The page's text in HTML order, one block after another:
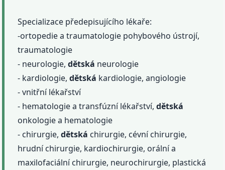
Specializace předepisujícího lékaře:
-ortopedie a traumatologie pohybového ústrojí,
traumatologie
- neurologie,dětská neurologie
- kardiologie,dětská kardiologie, angiologie
- vnitřní lékařství
- hematologie a transfúzní lékařství,dětská
onkologie a hematologie
- chirurgie,dětská chirurgie, cévní chirurgie,
hrudní chirurgie, kardiochirurgie, orální a
maxilofaciální chirurgie, neurochirurgie, plastická